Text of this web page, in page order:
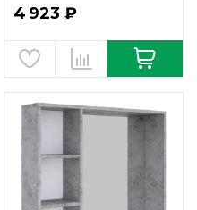
4 923 ₽